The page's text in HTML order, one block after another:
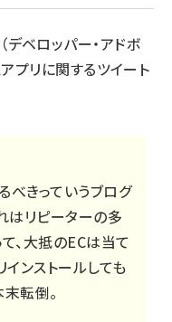
ベロッパー・アドボ
プリに関するツイート
べきっていうブログ
はリピーターの多
、大抵のECは当て
ンストールしても
転倒。